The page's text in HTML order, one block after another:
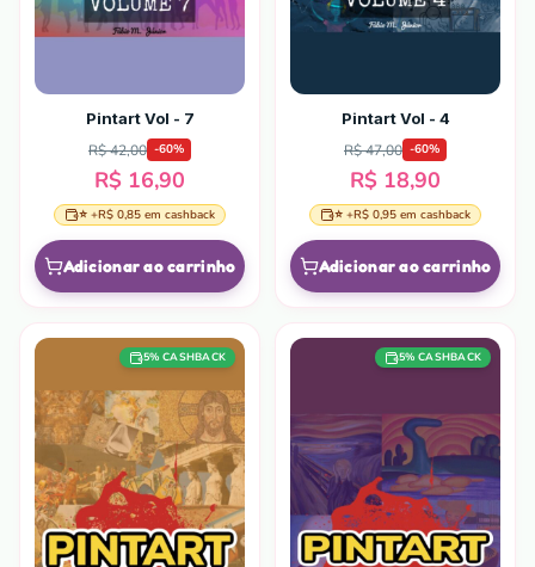
Pintart Vol - 7
R$ 42,00 -60%
R$ 16,90
⭐ +R$ 0,85 em cashback
Adicionar ao carrinho
Pintart Vol - 4
R$ 47,00 -60%
R$ 18,90
⭐ +R$ 0,95 em cashback
Adicionar ao carrinho
5% CASHBACK 5% CASHBACK